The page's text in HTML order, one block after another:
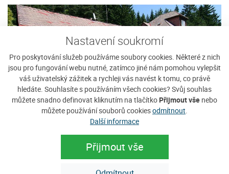
Nastavení soukromí
Pro poskytování služeb používáme soubory cookies. Některé z nich
jsou pro fungování webu nutné, zatímco jiné nám pomohou vylepšit
váš uživatelský zážitek a rychleji vás navést k tomu, co právě
hledáte. Souhlasíte s používáním všech cookies? Svůj souhlas
můžete snadno definovat kliknutím na tlačítko Přijmout vše nebo
můžete používání souborů cookiesodmítnout.
Další informace
Přijmout vše
Penzion Javorina
Vítáme Vás v rodinném penzionu Javorina - Javorník na
Šumavě. Příjemné rodinné prostředí penzionu Javorina